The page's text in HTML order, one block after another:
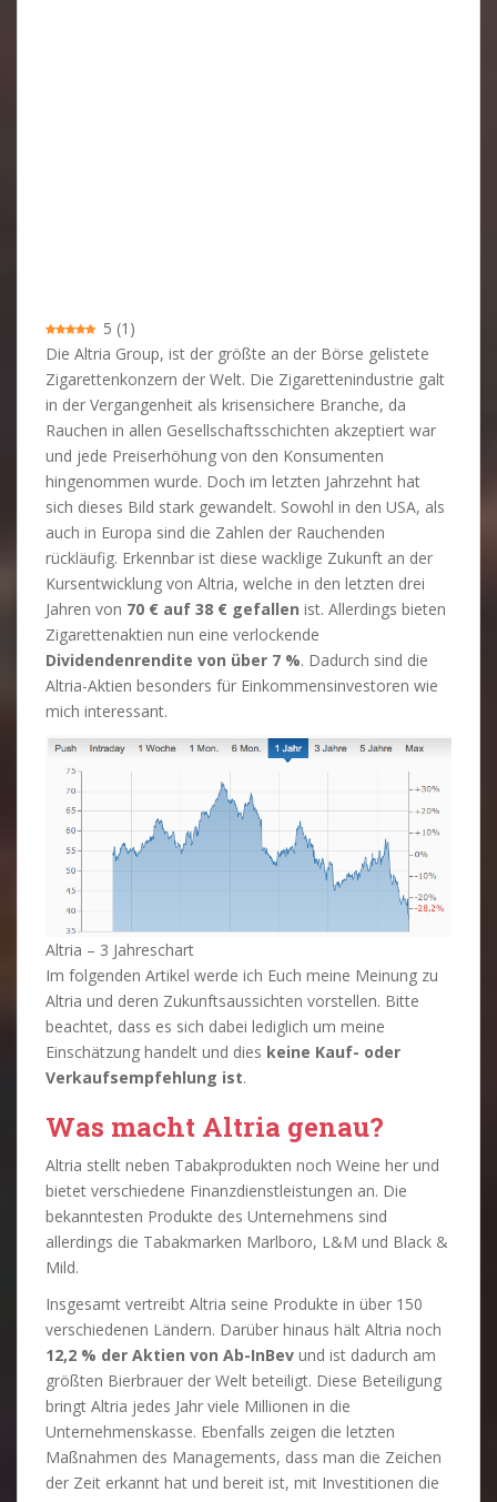
5 (1 )
Die Altria Group, ist der größte an der Börse gelistete
Zigarettenkonzern der Welt. Die Zigarettenindustrie galt
in der Vergangenheit als krisensichere Branche, da
Rauchen in allen Gesellschaftsschichten akzeptiert war
und jede Preiserhöhung von den Konsumenten
hingenommen wurde. Doch im letzten Jahrzehnt hat
sich dieses Bild stark gewandelt. Sowohl in den USA, als
auch in Europa sind die Zahlen der Rauchenden
rückläufig. Erkennbar ist diese wacklige Zukunft an der
Kursentwicklung von Altria, welche in den letzten drei
Jahren von 70 € auf 38 € gefallen ist. Allerdings bieten
Zigarettenaktien nun eine verlockende
Dividendenrendite von über 7 %. Dadurch sind die
Altria-Aktien besonders für Einkommensinvestoren wie
mich interessant.
Altria – 3 Jahreschart
Im folgenden Artikel werde ich Euch meine Meinung zu
Altria und deren Zukunftsaussichten vorstellen. Bitte
beachtet, dass es sich dabei lediglich um meine
Einschätzung handelt und dies keine Kauf- oder
Verkaufsempfehlung ist.
Was macht Altria genau?
Altria stellt neben Tabakprodukten noch Weine her und
bietet verschiedene Finanzdienstleistungen an. Die
bekanntesten Produkte des Unternehmens sind
allerdings die Tabakmarken Marlboro, L&M und Black &
Mild.
Insgesamt vertreibt Altria seine Produkte in über 150
verschiedenen Ländern. Darüber hinaus hält Altria noch
12,2 % der Aktien von Ab-InBev und ist dadurch am
größten Bierbrauer der Welt beteiligt. Diese Beteiligung
bringt Altria jedes Jahr viele Millionen in die
Unternehmenskasse. Ebenfalls zeigen die letzten
Maßnahmen des Managements, dass man die Zeichen
der Zeit erkannt hat und bereit ist, mit Investitionen die